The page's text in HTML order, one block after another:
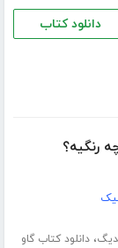
دانلود کتاب
رنگیه؟
،دانلود کتاب گاو